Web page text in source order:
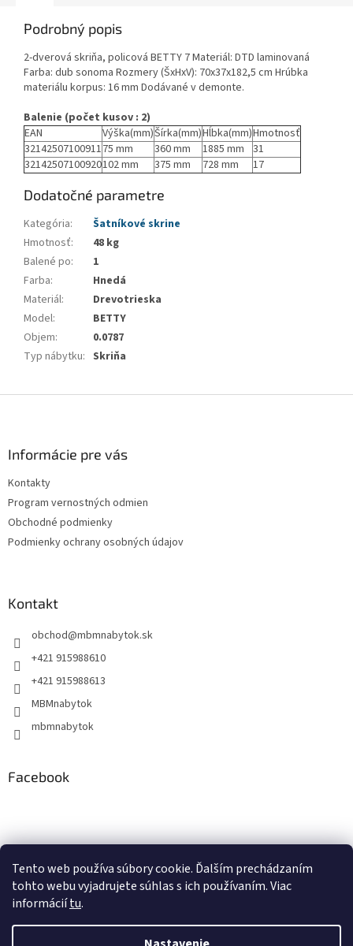
Tento web používa súbory cookie. Ďalším prechádzaním
tohto webu vyjadrujete súhlas s ich používaním. Viac
informáciítu.
Podrobný popis
2-dverová skriňa, policová BETTY 7 Materiál: DTD laminovaná
Farba: dub sonoma Rozmery (ŠxHxV): 70x37x182,5 cm Hrúbka
materiálu korpus: 16 mm Dodávané v demonte.
Balenie (počet kusov : 2)
EAN
Výška(mm)Šírka(mm)Hĺbka(mm)Hmotnosť
3214250710091175 mm 360 mm 1885 mm 31
32142507100920102 mm 375 mm 728 mm 17
Dodatočné parametre
Kategória:
Šatníkové skrine
Hmotnosť:
48 kg
Balené po:
1
Farba:
Hnedá
Materiál:
Drevotrieska
Model:
BETTY
Objem:
0.0787
Typ nábytku: Skriňa
Informácie pre vás
Kontakty
Program vernostných odmien
Obchodné podmienky
Podmienky ochrany osobných údajov
Kontakt
obchod@mbmnabytok.sk
+421 915988610
+421 915988613
MBMnabytok
mbmnabytok
Facebook
Nákupný košík
0KS / €0